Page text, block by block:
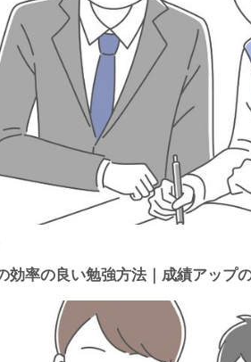
効率の良い勉強方法｜成績アップ